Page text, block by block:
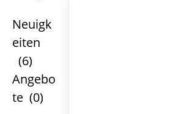
Neuigk
eiten
(6)
Angebo
te (0)